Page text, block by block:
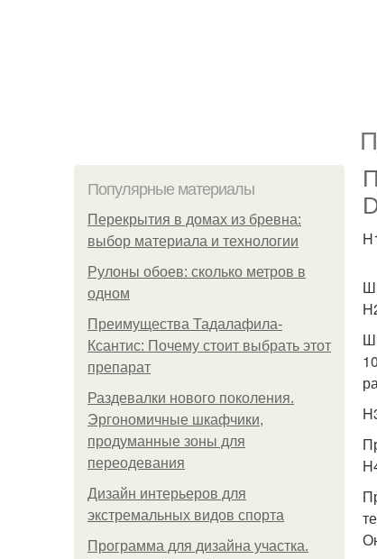
Популярные материалы
Перекрытия в домах из бревна:
выбор материала и технологии
Рулоны обоев: сколько метров в
одном
Преимущества Тадалафила-
Ксантис: Почему стоит выбрать этот
препарат
Раздевалки нового поколения.
Эргономичные шкафчики,
продуманные зоны для
переодевания
Дизайн интерьеров для
экстремальных видов спорта
Программа для дизайна участка.